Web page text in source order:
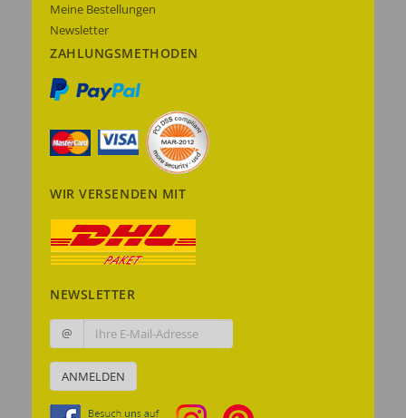
Meine Bestellungen
Newsletter
ZAHLUNGSMETHODEN
WIR VERSENDEN MIT
NEWSLETTER
@
ANMELDEN